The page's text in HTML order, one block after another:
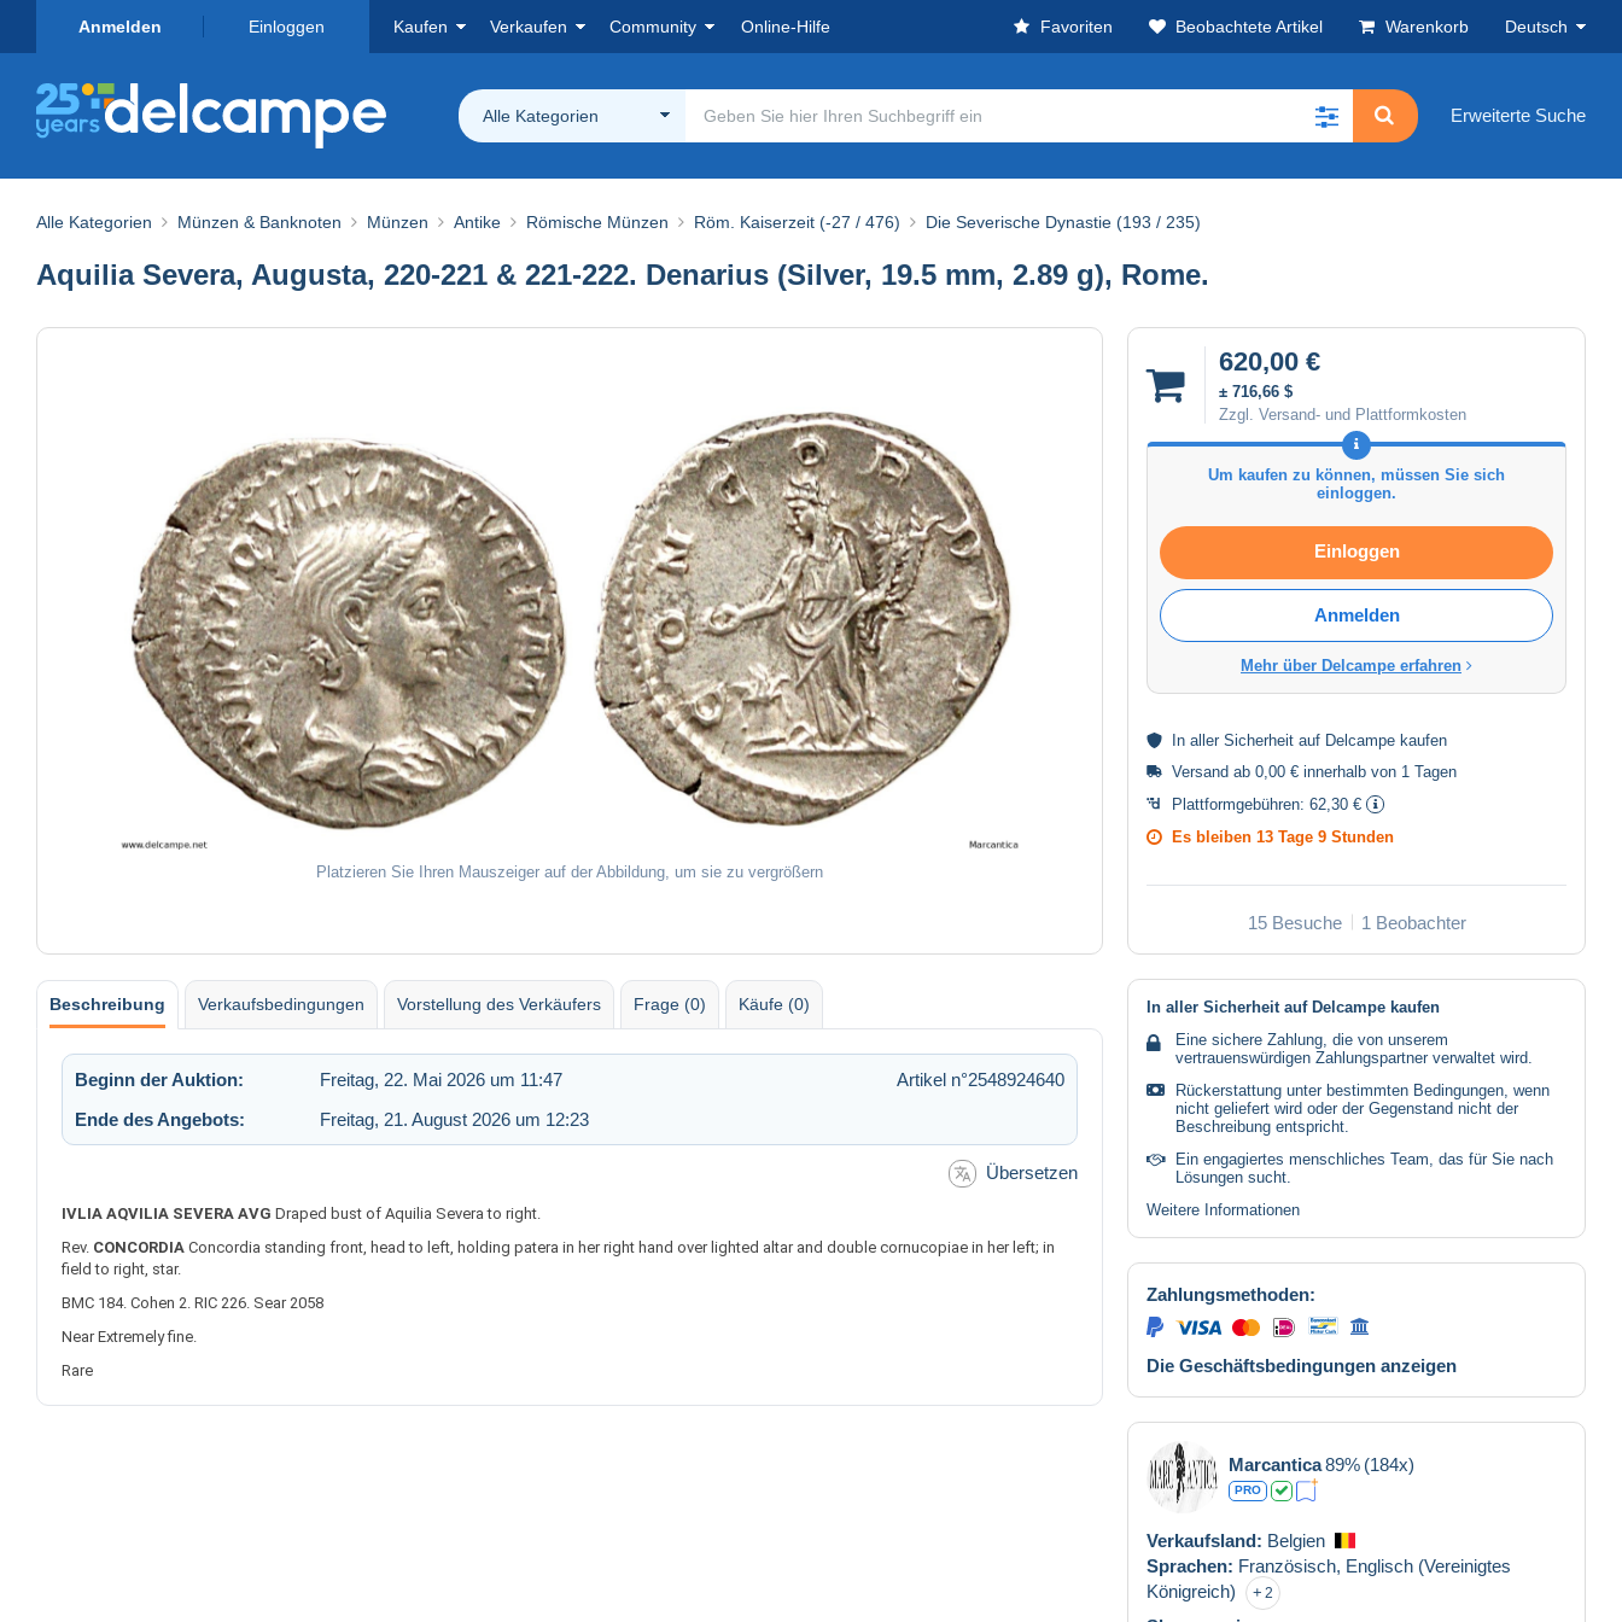
Anmelden Einloggen Kaufen Verkaufen Community Online-Hilfe Favoriten Beobachtete Artikel Warenkorb Deutsch
Alle Kategorien Erweiterte Suche
Alle Kategorien Münzen & Banknoten Münzen Antike Römische Münzen Röm. Kaiserzeit (-27 / 476) Die Severische Dynastie (193 / 235)
Aquilia Severa, Augusta, 220-221 & 221-222. Denarius (Silver, 19.5 mm, 2.89 g), Rome.
Platzieren Sie Ihren Mauszeiger auf der Abbildung, um sie zu vergrößern
620,00 €
± 716,66 $
Zzgl. Versand- und Plattformkosten
Um kaufen zu können, müssen Sie sich
einloggen.
Einloggen
Anmelden
Mehr über Delcampe erfahren
In aller Sicherheit auf Delcampe kaufen
Versand ab 0,00 € innerhalb von 1 Tagen
Plattformgebühren: 62,30 €
Es bleiben 13 Tage 9 Stunden
15 Besuche 1 Beobachter
Beschreibung Verkaufsbedingungen Vorstellung des Verkäufers Frage (0) Käufe (0)
Beginn der Auktion: Freitag, 22. Mai 2026 um 11:47
Artikel n°2548924640
Ende des Angebots:
Freitag, 21. August 2026 um 12:23
Übersetzen
IVLIA AQVILIA SEVERA AVG Draped bust of Aquilia Severa to right.
Rev. CONCORDIA Concordia standing front, head to left, holding patera in her right hand over lighted altar and double cornucopiae in her left; in
field to right, star.
BMC 184. Cohen 2. RIC 226. Sear 2058
Near Extremely fine.
Rare
In aller Sicherheit auf Delcampe kaufen
Eine sichere Zahlung, die von unserem
vertrauenswürdigen Zahlungspartner verwaltet wird.
Rückerstattung unter bestimmten Bedingungen, wenn
nicht geliefert wird oder der Gegenstand nicht der
Beschreibung entspricht.
Ein engagiertes menschliches Team, das für Sie nach
Lösungen sucht.
Weitere Informationen
Zahlungsmethoden:
Die Geschäftsbedingungen anzeigen
Marcantica89% (184x)
PRO
Verkaufsland: Belgien
Sprachen: Französisch, Englisch (Vereinigtes
Königreich)
2